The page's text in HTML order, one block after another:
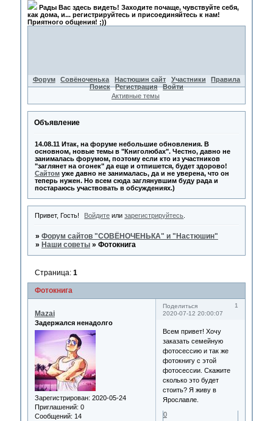
Рады Вас здесь видеть! Заходите почаще, чувствуйте себя,
как дома, и... регистрируйтесь и присоединяйтесь к нам!
Приятного общения! ;))
Форум Совёноченька Настюшин сайт Участники
Правила
Поиск
Регистрация
Войти
Активные темы
Объявление
14.08.11 Итак, на форуме небольшие обновления. В
основном, новые темы в "Книголюбах". Честно, давно не
занималась форумом, поэтому если кто из участников
"заглянет на огонек" да еще и отпишется, будет здорово!
Сайтомуже давно не занималась, да и не уверена, что он
теперь нужен. Но всем сюда заглянувшим буду рада и
постараюсь участвовать в обсуждениях.)
Привет, Гость! Войдите илизарегистрируйтесь
» Форум сайтов "СОВЁНОЧЕНЬКА" и "Настюшин"
» Наши советы » Фотокнига
Фотокнига
Страница: 1
Поделиться
1
2020-07-12 20:00:07
Mazai
Задержался ненадолго
Зарегистрирован: 2020-05-24
Приглашений: 0
Сообщений: 14
Всем привет! Хочу
заказать семейную
фотосессию и так же
фотокнигу с этой
фотосессии. Скажите
сколько это будет
стоить? Я живу в
Ярославле.
0